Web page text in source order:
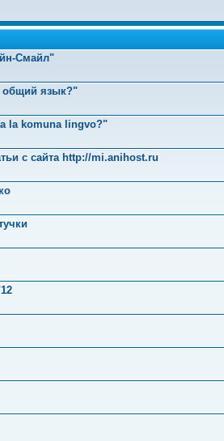
Смайл"
общий язык?"
la komuna lingvo?"
с сайта http://mi.anihost.ru